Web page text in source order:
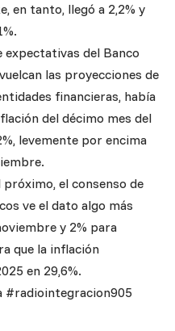
en tanto, llegó a 2,2% y
expectativas del Banco
las proyecciones de
financieras, había
del décimo mes del
levemente por encima
próximo, el consenso de
ve el dato algo más
y 2% para
que la inflación
en 29,6%.
#radiointegracion905